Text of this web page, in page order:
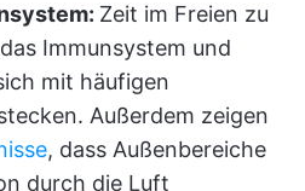
Zeit im Freien zu
Immunsystem und
mit häufigen
Außerdem zeigen
, dass Außenbereiche
durch die Luft